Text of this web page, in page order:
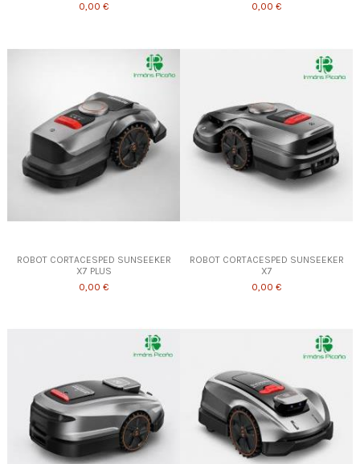
0,00 €
0,00 €
ROBOT CORTACESPED SUNSEEKER
X7 PLUS
0,00 €
ROBOT CORTACESPED SUNSEEKER
X7
0,00 €